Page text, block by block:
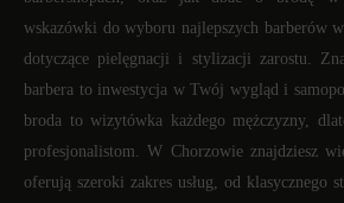
wskazówki do wyboru najlepszych barberów
dotyczące pielęgnacji i stylizacji zarostu.
barbera to inwestycja w Twój wygląd i
broda to wizytówka każdego mężczyzny,
profesjonalistom. W Chorzowie znajdziesz
oferują szeroki zakres usług, od klasycznego